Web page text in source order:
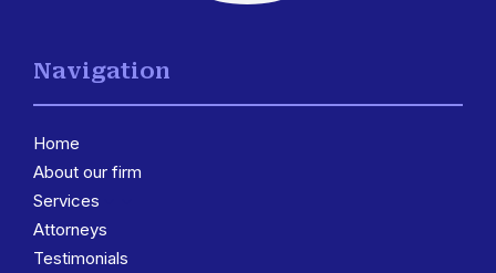
Navigation
Home
About our firm
Services
Attorneys
Testimonials